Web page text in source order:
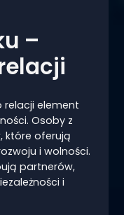
–
relacji element
Osoby z
które oferują
i wolności.
partnerów,
i